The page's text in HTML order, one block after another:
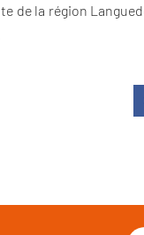
de la région